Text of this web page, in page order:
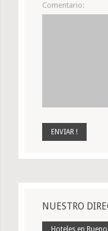
Comentario:
NUESTRO
Hoteles en